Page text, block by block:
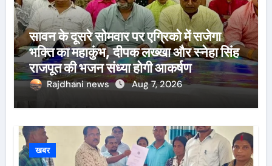
सावन के दूसरे सोमवार पर एग्रिको में सजेगा
भक्ति का महाकुंभ, दीपक लख्खा और स्नेहा सिंह
राजपूत की भजन संध्या होगी आकर्षण
Rajdhani news Aug 7, 2026
खबर